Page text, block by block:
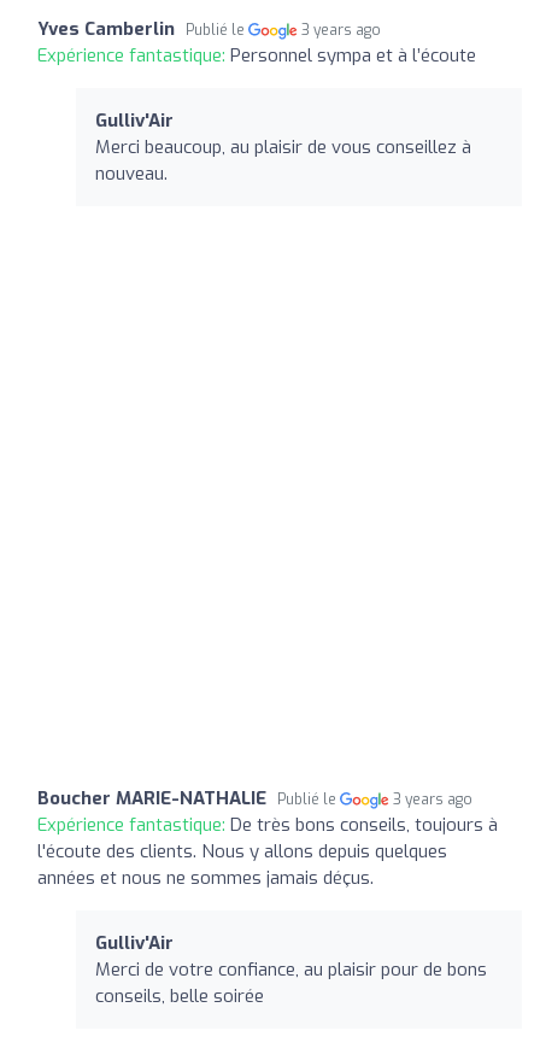
Yves Camberlin Publié le 3 years ago
Expérience fantastique: Personnel sympa et à l’écoute
Gulliv'Air
Merci beaucoup, au plaisir de vous conseillez à
nouveau.
Boucher MARIE-NATHALIE Publié le 3 years ago
Expérience fantastique: De très bons conseils, toujours à
l'écoute des clients. Nous y allons depuis quelques
années et nous ne sommes jamais déçus.
Gulliv'Air
Merci de votre confiance, au plaisir pour de bons
conseils, belle soirée